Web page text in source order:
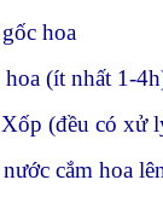
hoa
(ít nhất 1-
(đều có xử
cắm hoa